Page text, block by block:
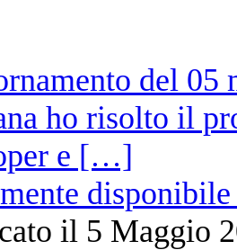
il 5 Maggio